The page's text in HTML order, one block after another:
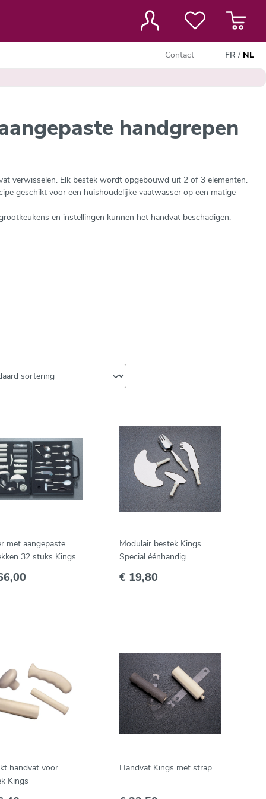
Contact FR / NL
handgrepen
verwisselen. Elk bestek wordt opgebouwd uit 2 of 3 elementen.
geschikt voor een huishoudelijke vaatwasser op een matige
en instellingen kunnen het handvat beschadigen.
met aangepaste
32 stuks Kings,
Modulair bestek Kings
Special éénhandig
€ 19,80
handvat voor
Kings
Handvat Kings met strap